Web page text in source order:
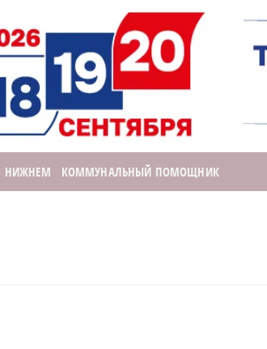
НИЖНЕМ КОММУНАЛЬНЫЙ ПОМОЩНИК